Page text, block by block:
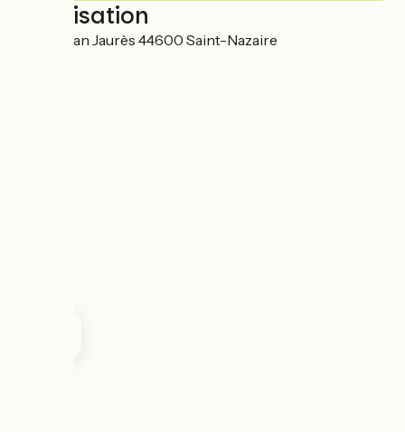
Localisation
45 rue Jean Jaurès 44600 Saint-Nazaire